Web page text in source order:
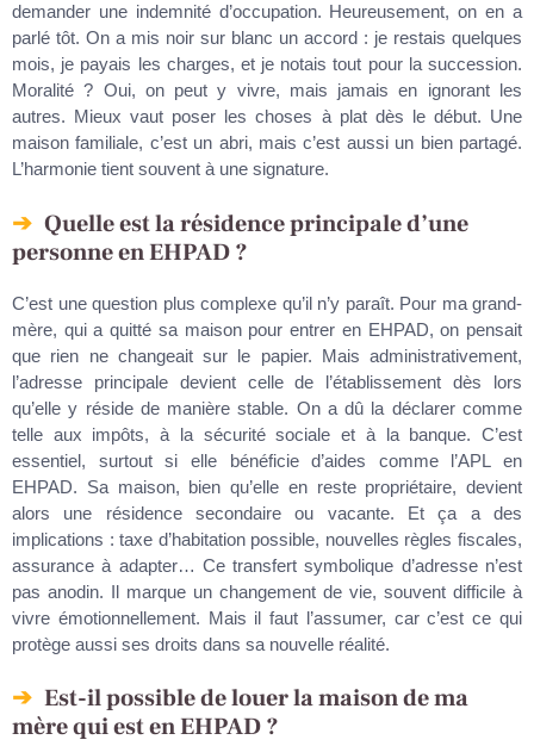
demander une indemnité d’occupation. Heureusement, on en a
parlé tôt. On a mis noir sur blanc un accord : je restais quelques
mois, je payais les charges, et je notais tout pour la succession.
Moralité ? Oui, on peut y vivre, mais jamais en ignorant les
autres. Mieux vaut poser les choses à plat dès le début. Une
maison familiale, c’est un abri, mais c’est aussi un bien partagé.
L’harmonie tient souvent à une signature.
Quelle est la résidence principale d’une
personne en EHPAD ?
C’est une question plus complexe qu’il n’y paraît. Pour ma grand-
mère, qui a quitté sa maison pour entrer en EHPAD, on pensait
que rien ne changeait sur le papier. Mais administrativement,
l’adresse principale devient celle de l’établissement dès lors
qu’elle y réside de manière stable. On a dû la déclarer comme
telle aux impôts, à la sécurité sociale et à la banque. C’est
essentiel, surtout si elle bénéficie d’aides comme l’APL en
EHPAD. Sa maison, bien qu’elle en reste propriétaire, devient
alors une résidence secondaire ou vacante. Et ça a des
implications : taxe d’habitation possible, nouvelles règles fiscales,
assurance à adapter… Ce transfert symbolique d’adresse n’est
pas anodin. Il marque un changement de vie, souvent difficile à
vivre émotionnellement. Mais il faut l’assumer, car c’est ce qui
protège aussi ses droits dans sa nouvelle réalité.
Est-il possible de louer la maison de ma
mère qui est en EHPAD ?